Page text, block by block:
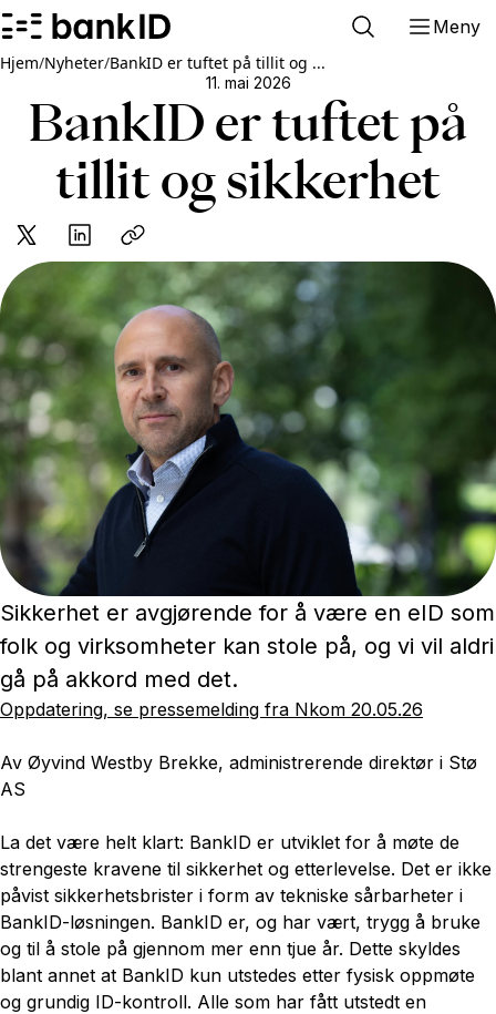
Meny
Hjem/Nyheter/BankID er tuftet på tillit og ...
11. mai 2026
BankID er tuftet på
tillit og sikkerhet
Sikkerhet er avgjørende for å være en eID som
folk og virksomheter kan stole på, og vi vil aldri
gå på akkord med det.
Oppdatering, se pressemelding fra Nkom 20.05.26
Av Øyvind Westby Brekke, administrerende direktør i Stø
AS
La det være helt klart: BankID er utviklet for å møte de
strengeste kravene til sikkerhet og etterlevelse. Det er ikke
påvist sikkerhetsbrister i form av tekniske sårbarheter i
BankID-løsningen. BankID er, og har vært, trygg å bruke
og til å stole på gjennom mer enn tjue år. Dette skyldes
blant annet at BankID kun utstedes etter fysisk oppmøte
og grundig ID-kontroll. Alle som har fått utstedt en